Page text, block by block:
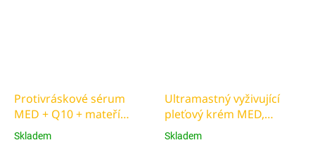
Protivráskové sérum
MED + Q10 + mateří
kašička 40 ml
Skladem
Ultramastný vyživující
pleťový krém MED,
Propolis + Q10 51 ml
Skladem